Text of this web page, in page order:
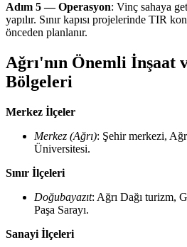
Adım 5 — Operasyon: Vinç sahaya
yapılır. Sınır kapısı projelerinde TIR
önceden planlanır.
Ağrı'nın Önemli İnşaat
Bölgeleri
Merkez İlçeler
Merkez (Ağrı): Şehir merkezi,
Üniversitesi.
Sınır İlçeleri
Doğubayazıt: Ağrı Dağı turizm,
Paşa Sarayı.
Sanayi İlçeleri